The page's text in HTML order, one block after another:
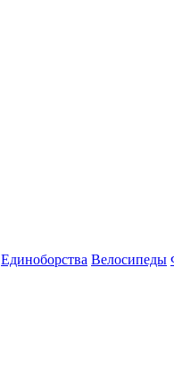
Единоборства Велосипеды